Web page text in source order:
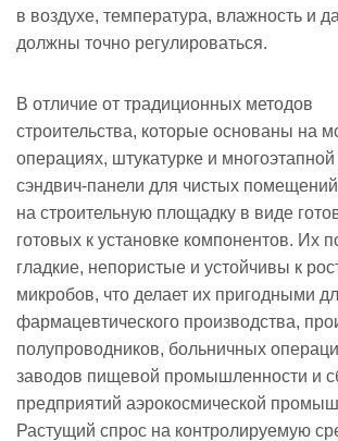
Превосходная
гигиена
контроль
загрязнений
4
Теплоизоляция
и
энергоэффективность
4.1
Типичные
основные
материалы
и
их
в воздухе, температура, влажность и
должны точно регулироваться.
В отличие от традиционных методов
строительства, которые основаны на
операциях, штукатурке и многоэтапной
сэндвич-панели для чистых
на строительную площадку в виде
готовых к установке компонентов. Их
гладкие, непористые и устойчивы к
микробов, что делает их пригодными
фармацевтического производства,
полупроводников, больничных
заводов пищевой промышленности и
предприятий аэрокосмической
Растущий спрос на контролируемую